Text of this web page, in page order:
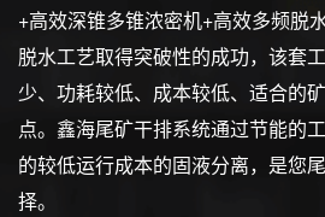
+高效深锥多锥浓密机+高效多频脱
脱水工艺取得突破性的成功，该套
少、功耗较低、成本较低、适合的
点。鑫海尾矿干排系统通过节能的
的较低运行成本的固液分离，是您
择。